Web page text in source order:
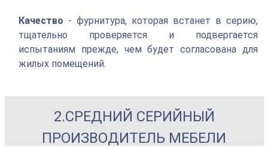
Качество - фурнитура, которая встанет в серию,
тщательно проверяется и подвергается
испытаниям прежде, чем будет согласована для
жилых помещений.
2.СРЕДНИЙ СЕРИЙНЫЙ
ПРОИЗВОДИТЕЛЬ МЕБЕЛИ